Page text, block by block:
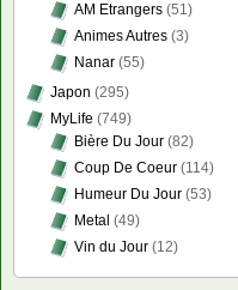
AM Etrangers (51)
Animes Autres (3)
Nanar (55)
Japon (295)
MyLife (749)
Bière Du Jour (82)
Coup De Coeur (114)
Humeur Du Jour (53)
Metal (49)
Vin du Jour (12)